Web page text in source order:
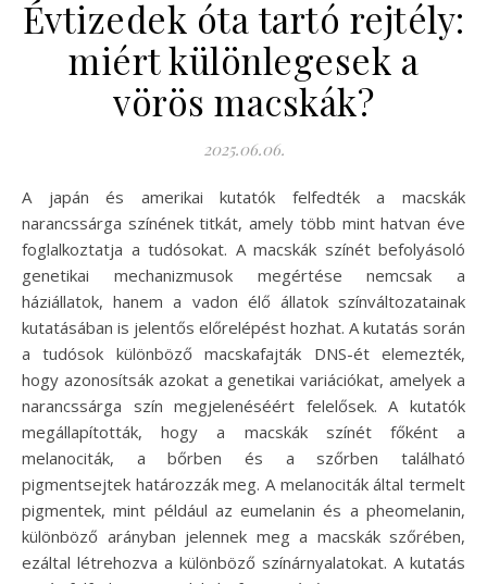
Évtizedek óta tartó rejtély:
miért különlegesek a
vörös macskák?
2025.06.06.
A japán és amerikai kutatók felfedték a macskák
narancssárga színének titkát, amely több mint hatvan éve
foglalkoztatja a tudósokat. A macskák színét befolyásoló
genetikai mechanizmusok megértése nemcsak a
háziállatok, hanem a vadon élő állatok színváltozatainak
kutatásában is jelentős előrelépést hozhat. A kutatás során
a tudósok különböző macskafajták DNS-ét elemezték,
hogy azonosítsák azokat a genetikai variációkat, amelyek a
narancssárga szín megjelenéséért felelősek. A kutatók
megállapították, hogy a macskák színét főként a
melanociták, a bőrben és a szőrben található
pigmentsejtek határozzák meg. A melanociták által termelt
pigmentek, mint például az eumelanin és a pheomelanin,
különböző arányban jelennek meg a macskák szőrében,
ezáltal létrehozva a különböző színárnyalatokat. A kutatás